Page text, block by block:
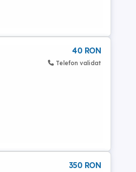
40 RON
Telefon validat
350 RON